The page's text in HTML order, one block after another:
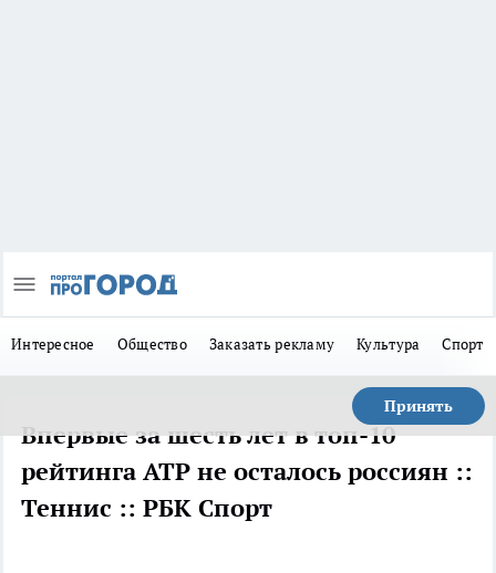
Интересное Общество Заказать рекламу Культура Спорт
Принять
Впервые за шесть лет в топ-10
рейтинга ATP не осталось россиян ::
Теннис :: РБК Спорт